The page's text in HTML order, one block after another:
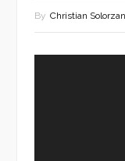
By Christian